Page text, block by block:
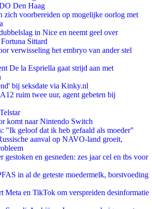
Den Haag
zich voorbereiden op mogelijke oorlog met
in Nice en neemt geel over
Sittard
verwisseling het embryo van ander stel
De la Espriella gaat strijd aan met
bij seksdate via Kinky.nl
ruim twee uur, agent gebeten bij
komt naar Nintendo Switch
"Ik geloof dat ik heb gefaald als moeder"
aanval op NAVO-land groeit,
gestoken en gesneden: zes jaar cel en tbs voor
in al de geteste moedermelk, borstvoeding
Meta en TikTok om verspreiden desinformatie